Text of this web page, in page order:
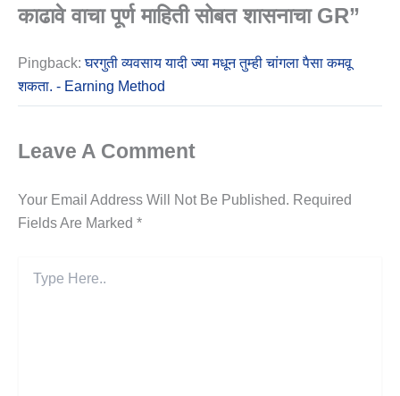
काढावे वाचा पूर्ण माहिती सोबत शासनाचा GR”
Pingback:घरगुती व्यवसाय यादी ज्या मधून तुम्ही चांगला पैसा कमवू
शकता. - Earning Method
Leave A Comment
Your Email Address Will Not Be Published. Required
Fields Are Marked *
Here..